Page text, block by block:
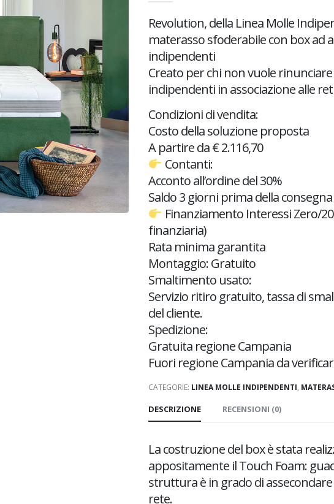
Revolution, della Linea Molle
materasso sfoderabile con box ad
indipendenti
Creato per chi non vuole
indipendenti in associazione alle
Condizioni di vendita:
Costo della soluzione proposta
A partire da € 2.116,70
Contanti:
Acconto all’ordine del 30%
Saldo 3 giorni prima della consegna
Finanziamento Interessi Zero/
finanziaria)
Rata minima garantita
Montaggio: Gratuito
Smaltimento usato:
Servizio ritiro gratuito, tassa di
del cliente.
Spedizione:
Gratuita regione Campania
Fuori regione Campania da
CATEGORIE: LINEA MOLLE INDIPENDENTI,
DESCRIZIONE RECENSIONI (0)
La costruzione del box è stata
appositamente il Touch Foam:
struttura è in grado di
rete.